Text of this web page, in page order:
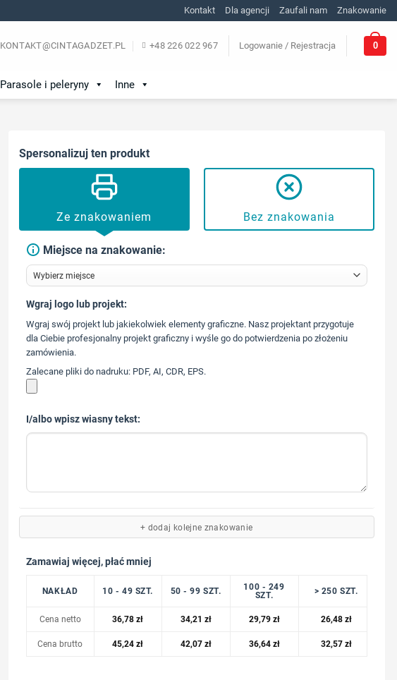
Kontakt Dla agencji Zaufali nam Znakowanie
KONTAKT@CINTAGADZET.PL +48 226 022 967 Logowanie / Rejestracja 0
Parasole i peleryny Inne
Spersonalizuj ten produkt
Ze znakowaniem Bez znakowania
Miejsce na znakowanie:
573 568 217
Wgraj logo lub projekt:
Wgraj swój projekt lub jakiekolwiek elementy graficzne. Nasz projektant przygotuje
dla Ciebie profesjonalny projekt graficzny i wyśle go do potwierdzenia po złożeniu
zamówienia.
Zalecane pliki do nadruku: PDF, AI, CDR, EPS.
I/albo wpisz wiasny tekst:
+ dodaj kolejne znakowanie
Zamawiaj więcej, płać mniej
NAKŁAD 10 - 49 SZT. 50 - 99 SZT.
100 - 249
SZT.
> 250 SZT.
Cena netto 36,78zł 34,21 zł 29,79 zł 26,48 zł
Cena brutto 45,24zł 42,07 zł 36,64 zł 32,57 zł